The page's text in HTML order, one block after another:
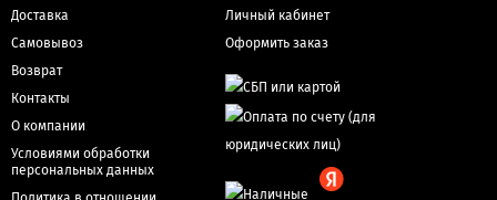
Доставка
Самовывоз
Возврат
Контакты
О компании
Условиями обработки
персональных данных
Личный кабинет
Оформить заказ